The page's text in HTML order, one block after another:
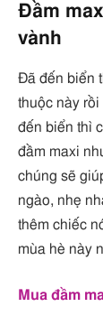
Đầm
vành
Đã đến biển
thuộc này
đến biển thì
đầm maxi
chúng sẽ
ngào, nhẹ
thêm chiếc
mùa hè này
Mua đầm